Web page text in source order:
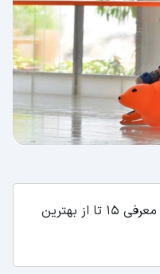
- معرفی 15 تا از بهترین